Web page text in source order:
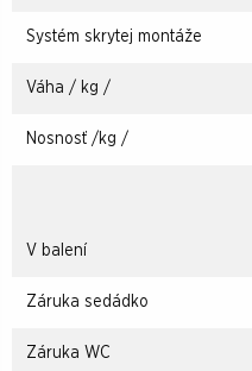
Systém skrytej montáže
Váha / kg /
Nosnosť /kg /
V balení
Záruka sedádko
Záruka WC